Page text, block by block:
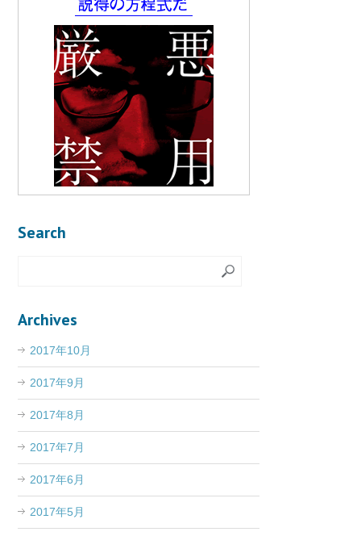
Search
Archives
2017年10月
2017年9月
2017年8月
2017年7月
2017年6月
2017年5月